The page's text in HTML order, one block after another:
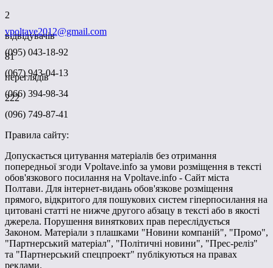
2
відвідувачів
81
переглядів
222
vpoltave2012@gmail.com
(095) 043-18-92
(067) 943-04-13
(066) 394-98-34
(096) 749-87-41
Правила сайту:
Допускається цитування матеріалів без отримання
попередньої згоди Vpoltave.info за умови розміщення в тексті
обов'язкового посилання на Vpoltave.info - Сайт міста
Полтави. Для інтернет-видань обов'язкове розміщення
прямого, відкритого для пошукових систем гіперпосилання на
цитовані статті не нижче другого абзацу в тексті або в якості
джерела. Порушення виняткових прав переслідується
Законом. Матеріали з плашками "Новини компаній", "Промо",
"Партнерський матеріал", "Політичні новини", "Прес-реліз"
та "Партнерський спецпроект" публікуються на правах
реклами.